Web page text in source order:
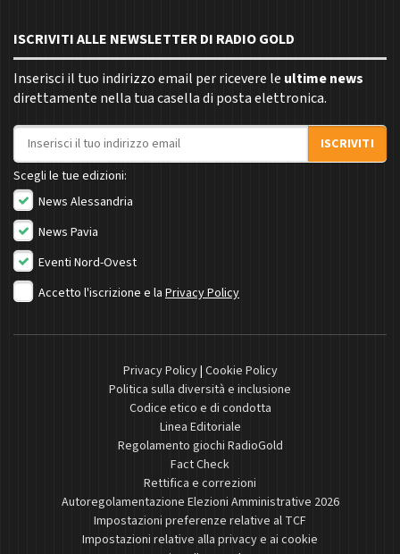
ISCRIVITI ALLE NEWSLETTER DI RADIO GOLD
Inserisci il tuo indirizzo email per ricevere le ultime news
direttamente nella tua casella di posta elettronica.
Indirizzo email
ISCRIVITI
Scegli le tue edizioni:
News Alessandria
News Pavia
Eventi Nord-Ovest
Accetto l'iscrizione e la Privacy Policy
Privacy Policy| Cookie Policy
Politica sulla diversità e inclusione
Codice etico e di condotta
Linea Editoriale
Regolamento giochi RadioGold
Fact Check
Rettifica e correzioni
Autoregolamentazione Elezioni Amministrative 2026
Impostazioni preferenze relative al TCF
Impostazioni relative alla privacy e ai cookie